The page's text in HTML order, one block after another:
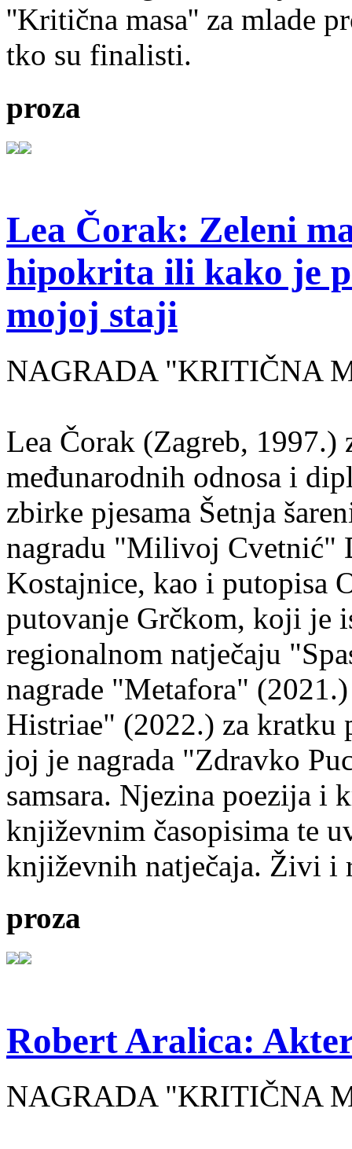
''Kritična masa'' za mlade
tko su finalisti.
proza
Lea Čorak: Zeleni
hipokrita ili kako je
mojoj staji
NAGRADA "KRITIČNA
Lea Čorak (Zagreb,
međunarodnih odnosa i
zbirke pjesama Šetnja
nagradu "Milivoj Cvetnić"
Kostajnice, kao i putopisa
putovanje Grčkom, koji je
regionalnom natječaju
nagrade "Metafora"
Histriae" (2022.) za kratku
joj je nagrada "Zdravko
samsara. Njezina poezija i
književnim časopisima te
književnih natječaja. Živi i
proza
Robert Aralica:
NAGRADA "KRITIČNA